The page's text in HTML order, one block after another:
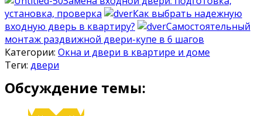
установка, проверка
Как выбрать надежную
входную дверь в квартиру?
Самостоятельный
монтаж раздвижной двери-купе в 6 шагов
Категории: Окна и двери в квартире и доме
Теги: двери
Обсуждение темы: